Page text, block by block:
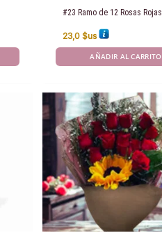
#23 Ramo de 12 Rosas Rojas
23,0$us
AÑADIR AL CARRITO